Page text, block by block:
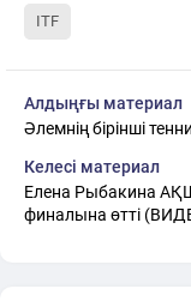
ITF
Алдыңғы материал
Әлемнің бірінші
Келесі материал
Елена Рыбакина
финалына өтті